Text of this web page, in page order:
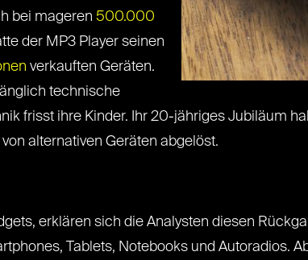
bei mageren 500.000
der MP3 Player seinen
verkauften Geräten.
technische
frisst ihre Kinder. Ihr 20-jähriges Jubiläum
alternativen Geräten abgelöst.
erklären sich die Analysten diesen
Tablets, Notebooks und Autoradios.